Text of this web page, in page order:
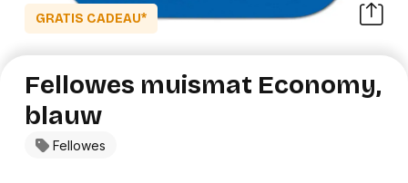
GRATIS CADEAU*
Fellowes
Fellowes muismat Economy,
blauw